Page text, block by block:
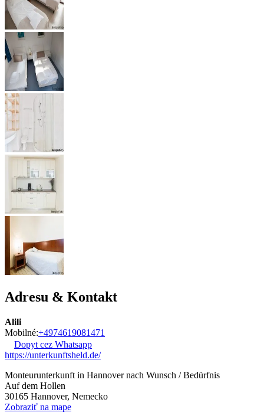
Adresu & Kontakt
Alili
Mobilné:+4974619081471
Dopyt cez Whatsapp
https://unterkunftsheld.de/
Monteurunterkunft in Hannover nach Wunsch / Bedürfnis
Auf dem Hollen
30165 Hannover, Nemecko
Zobraziť na mape